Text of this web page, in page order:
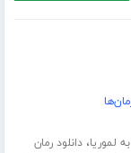
لموریا،دانلود رمان